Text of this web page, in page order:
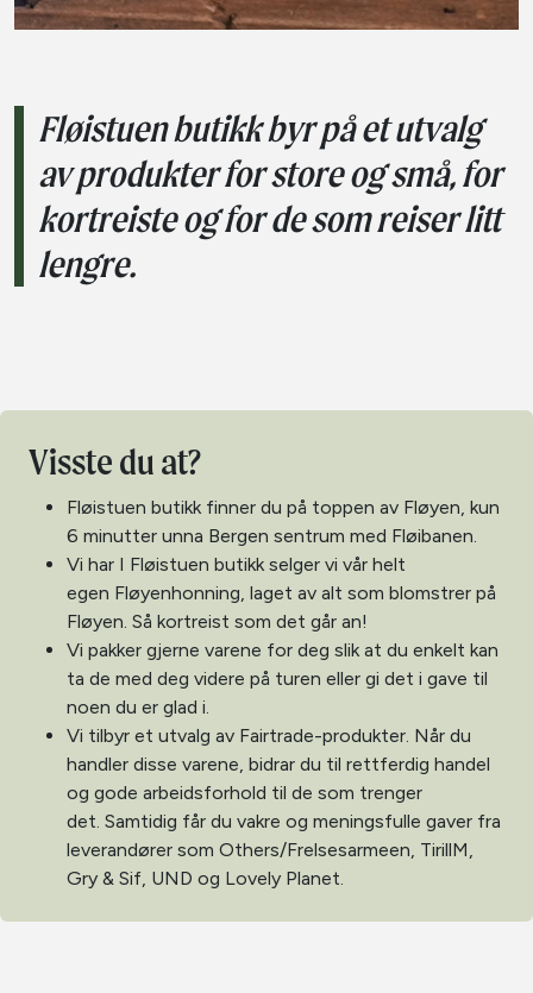
Fløistuen butikk byr på et utvalg
av produkter for store og små, for
kortreiste og for de som reiser litt
lengre.
Visste du at?
Fløistuen butikk finner du på toppen av Fløyen, kun
6 minutter unna Bergen sentrum med Fløibanen.
Vi har I Fløistuen butikk selger vi vår helt
egen Fløyenhonning, laget av alt som blomstrer på
Fløyen. Så kortreist som det går an!
Vi pakker gjerne varene for deg slik at du enkelt kan
ta de med deg videre på turen eller gi det i gave til
noen du er glad i.
Vi tilbyr et utvalg av Fairtrade-produkter. Når du
handler disse varene, bidrar du til rettferdig handel
og gode arbeidsforhold til de som trenger
det. Samtidig får du vakre og meningsfulle gaver fra
leverandører som Others/Frelsesarmeen, TirillM,
Gry & Sif, UND og Lovely Planet.